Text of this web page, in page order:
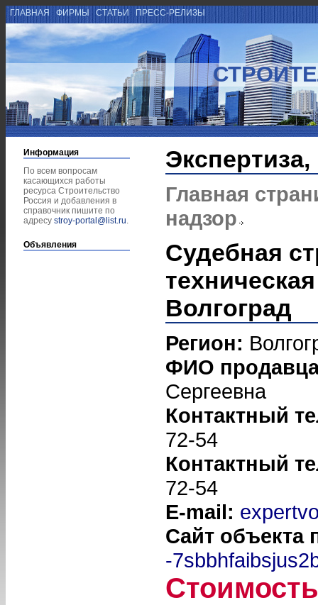
ГЛАВНАЯ ФИРМЫ СТАТЬИ ПРЕСС-РЕЛИЗЫ
Информация
По всем вопросам
касающихся работы
ресурса Строительство
Россия и добавления в
справочник пишите по
адресу stroy-portal@list.ru.
Объявления
Главная
надзор
Судебная
Волгоград
Регион:
ФИО
Сергеевна
Контактный
72-54
Контактный
72-54
E-mail:
Сайт объекта
-